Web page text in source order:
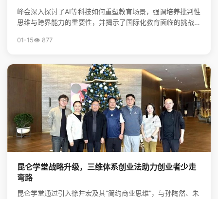
峰会深入探讨了AI等科技如何重塑教育场景，强调培养批判性
思维与跨界能力的重要性，并揭示了国际化教育面临的挑战与
01-15👁️ 877
昆仑学堂战略升级，三维体系创业法助力创业者少走
弯路
昆仑学堂通过引入徐井宏及其“简约商业思维”，与孙陶然、朱